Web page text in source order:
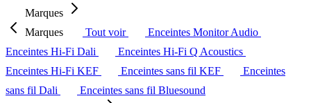
Marques
Marques
Tout voir
Enceintes Monitor Audio
Enceintes Hi-Fi Dali
Enceintes Hi-Fi Q Acoustics
Enceintes Hi-Fi KEF
Enceintes sans fil KEF
Enceintes
sans fil Dali
Enceintes sans fil Bluesound